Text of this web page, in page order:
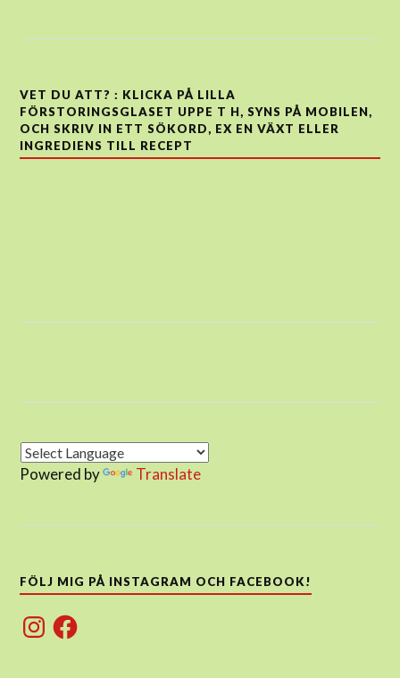
VET DU ATT? : KLICKA PÅ LILLA
FÖRSTORINGSGLASET UPPE T H, SYNS PÅ MOBILEN,
OCH SKRIV IN ETT SÖKORD, EX EN VÄXT ELLER
INGREDIENS TILL RECEPT
Powered by Translate
FÖLJ MIG PÅ INSTAGRAM OCH FACEBOOK!
InstagramFacebook